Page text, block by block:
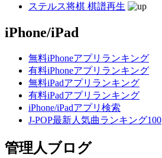
ステルス将棋 棋譜再生
iPhone/iPad
無料iPhoneアプリランキング
有料iPhoneアプリランキング
無料iPadアプリランキング
有料iPadアプリランキング
iPhone/iPadアプリ検索
J-POP最新人気曲ランキング100
管理人ブログ